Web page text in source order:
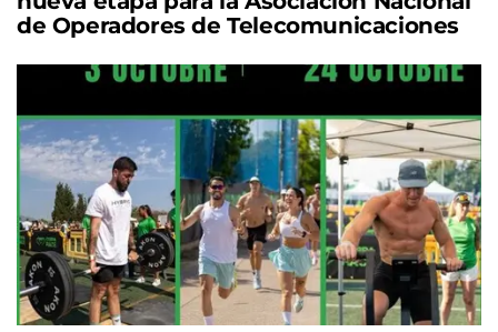
de Operadores de Telecomunicaciones